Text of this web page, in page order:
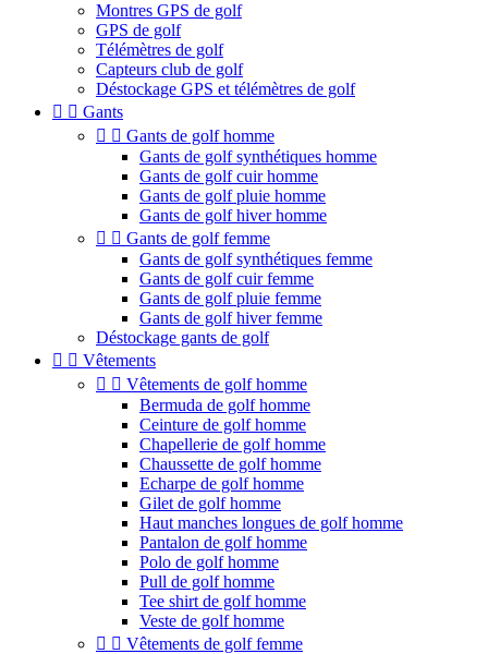
Montres GPS de golf
GPS de golf
Télémètres de golf
Capteurs club de golf
Déstockage GPS et télémètres de golf
  Gants
  Gants de golf homme
Gants de golf synthétiques homme
Gants de golf cuir homme
Gants de golf pluie homme
Gants de golf hiver homme
  Gants de golf femme
Gants de golf synthétiques femme
Gants de golf cuir femme
Gants de golf pluie femme
Gants de golf hiver femme
Déstockage gants de golf
  Vêtements
  Vêtements de golf homme
Bermuda de golf homme
Ceinture de golf homme
Chapellerie de golf homme
Chaussette de golf homme
Echarpe de golf homme
Gilet de golf homme
Haut manches longues de golf homme
Pantalon de golf homme
Polo de golf homme
Pull de golf homme
Tee shirt de golf homme
Veste de golf homme
  Vêtements de golf femme